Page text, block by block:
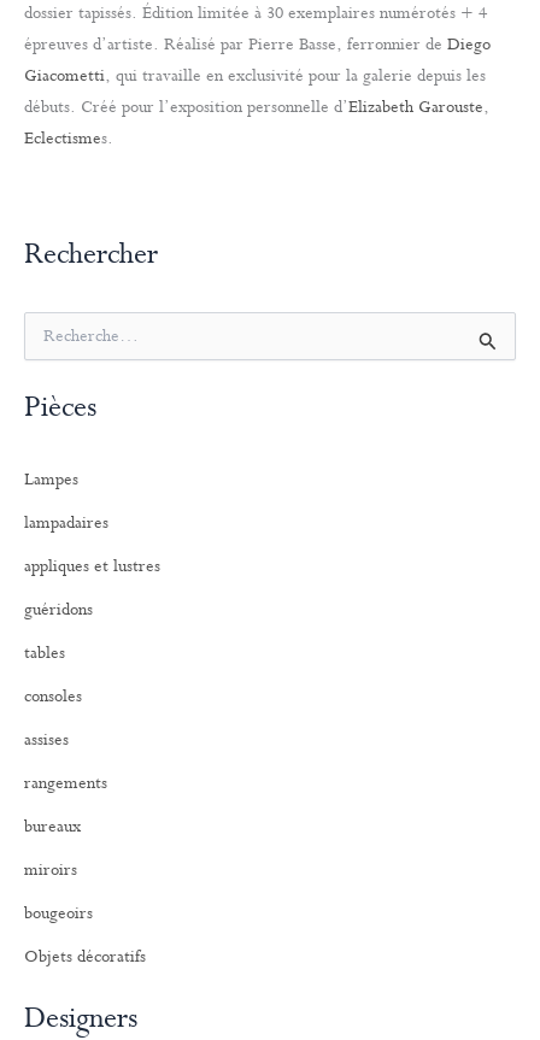
dossier tapissés. Édition limitée à 30 exemplaires numérotés + 4
épreuves d’artiste. Réalisé par Pierre Basse, ferronnier de Diego
Giacometti, qui travaille en exclusivité pour la galerie depuis les
débuts. Créé pour l’exposition personnelle d’Elizabeth Garouste,
Eclectismes.
Rechercher
e
h
c
e
:
Pièces
Lampes
lampadaires
appliques et lustres
guéridons
tables
consoles
assises
rangements
bureaux
miroirs
bougeoirs
Objets décoratifs
Designers